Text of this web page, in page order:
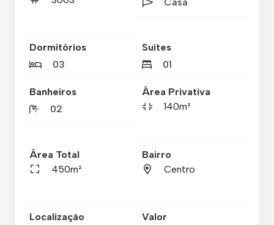
Dormitórios
03
Suítes
01
Banheiros
02
Área Privativa
140m²
Área Total
450m²
Bairro
Centro
Localização
Valor